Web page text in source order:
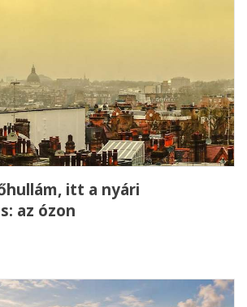
itt a nyári
az ózon